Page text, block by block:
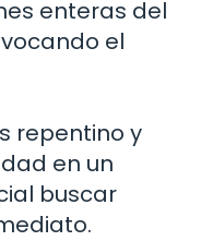
enteras del
el
repentino y
en un
buscar